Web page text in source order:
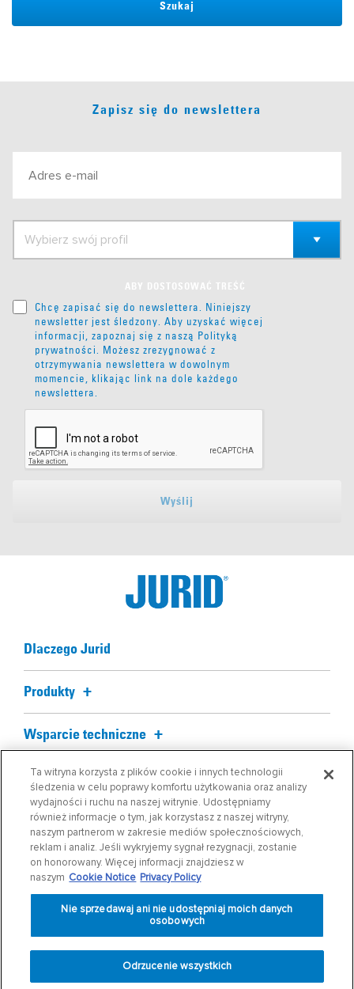
Szukaj
Zapisz się do newslettera
ABY DOSTOSOWAĆ TREŚĆ
Chcę zapisać się do newslettera. Niniejszy
newsletter jest śledzony. Aby uzyskać więcej
informacji, zapoznaj się z naszą Polityką
prywatności. Możesz zrezygnować z
otrzymywania newslettera w dowolnym
momencie, klikając link na dole każdego
newslettera.
Wyślij
Dlaczego Jurid
Produkty
Wsparcie techniczne
Blog
O nas
Wyszukiwanie części
Cookie Settings
Ta witryna korzysta z plików cookie i innych technologii
śledzenia w celu poprawy komfortu użytkowania oraz analizy
wydajności i ruchu na naszej witrynie. Udostępniamy
również informacje o tym, jak korzystasz z naszej witryny,
naszym partnerom w zakresie mediów społecznościowych,
reklam i analiz. Jeśli wykryjemy sygnał rezygnacji, zostanie
on honorowany. Więcej informacji znajdziesz w
naszym Cookie Notice Privacy Policy
Nie sprzedawaj ani nie udostępniaj moich danych
osobowych
Odrzucenie wszystkich